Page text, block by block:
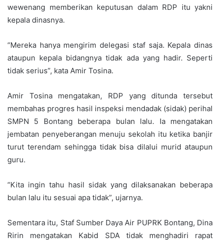
wewenang memberikan keputusan dalam RDP itu yakni
kepala dinasnya.
“Mereka hanya mengirim delegasi staf saja. Kepala dinas
ataupun kepala bidangnya tidak ada yang hadir. Seperti
tidak serius”, kata Amir Tosina.
Amir Tosina mengatakan, RDP yang ditunda tersebut
membahas progres hasil inspeksi mendadak (sidak) perihal
SMPN 5 Bontang beberapa bulan lalu. Ia mengatakan
jembatan penyeberangan menuju sekolah itu ketika banjir
turut terendam sehingga tidak bisa dilalui murid ataupun
guru.
“Kita ingin tahu hasil sidak yang dilaksanakan beberapa
bulan lalu itu sesuai apa tidak”, ujarnya.
Sementara itu, Staf Sumber Daya Air PUPRK Bontang, Dina
Ririn mengatakan Kabid SDA tidak menghadiri rapat